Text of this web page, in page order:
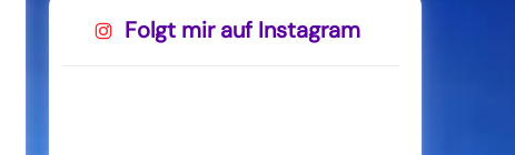
Folgt mir auf Instagram